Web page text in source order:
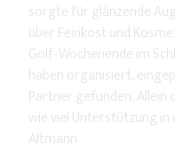
sorgte für glänzende
über Feinkost und
Golf-Wochenende im
haben organisiert,
Partner gefunden. Allein
wie viel Unterstützung in
Altmann.